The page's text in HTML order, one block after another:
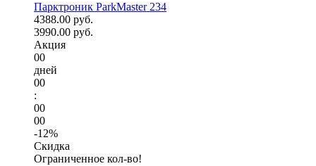
Парктроник ParkMaster 234
4388.00 руб.
3990.00 руб.
Акция
00
дней
00
:
00
00
-12%
Скидка
Ограниченное кол-во!